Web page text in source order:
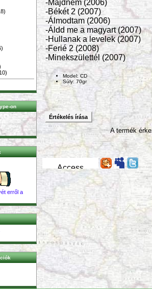
on
erről a
-Majdnem (2006)
-Békét 2 (2007)
-Álmodtam (2006)
-Áldd me a magyart (2007)
-Hullanak a levelek (2007)
-Ferié 2 (2008)
-Minekszülettél (2007)
Model: CD
Súly: 70gr
Értékelés írása
A termék